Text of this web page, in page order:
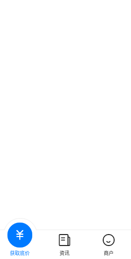
获取底价 资讯 商户